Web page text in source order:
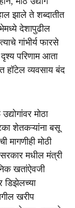
झाले ते शब्दातीत
देशापुढील
गांभीर्य फारसे
परिणाम आता
हॉटेल व्यवसाय बंद
मोठा
शेतकऱ्यांना बसू
मोठी
मधील मंत्री
खतांऐवजी
डिझेलच्या
खरीप